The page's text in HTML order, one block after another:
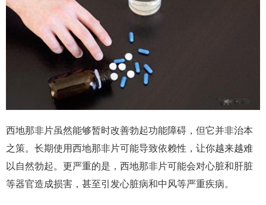
西地那非片虽然能够暂时改善勃起功能障碍，但它并非治本
之策。长期使用西地那非片可能导致依赖性，让你越来越难
以自然勃起。更严重的是，西地那非片可能会对心脏和肝脏
等器官造成损害，甚至引发心脏病和中风等严重疾病。